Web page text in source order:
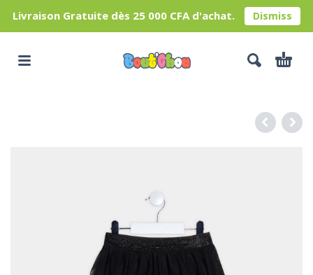
Livraison Gratuite dès 25 000 CFA d'achat. Dismiss